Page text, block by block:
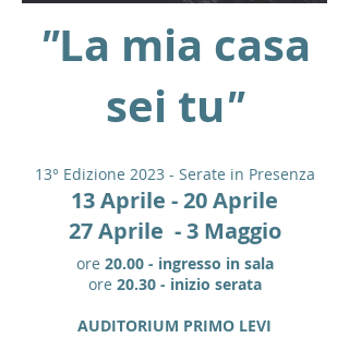
"La mia casa
sei tu"
13° Edizione 2023 - Serate in Presenza
13 Aprile - 20 Aprile
27 Aprile - 3Maggio
ore 20.00 - ingresso in sala
ore 20.30 - inizio serata
AUDITORIUM PRIMO LEVI